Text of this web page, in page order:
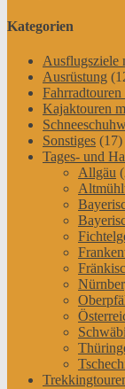
Kategorien
Ausflugsziele
Ausrüstung
Kajaktouren
Sonstiges (17)
Tages- und
Allgäu